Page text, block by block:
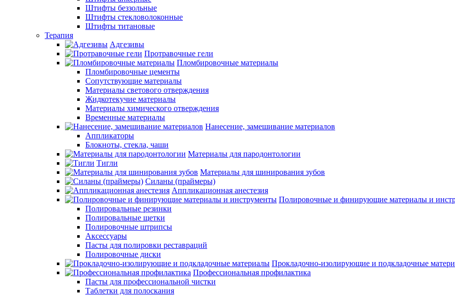
Штифты беззольные
Штифты стекловолоконные
Штифты титановые
Терапия
Адгезивы
Протравочные гели
Пломбировочные материалы
Пломбировочные цементы
Сопутствующие материалы
Материалы светового отверждения
Жидкотекучие материалы
Материалы химического отверждения
Временные материалы
Нанесение, замешивание материалов
Аппликаторы
Блокноты, стекла, чаши
Материалы для пародонтологии
Тигли
Материалы для шинирования зубов
Силаны (праймеры)
Аппликационная анестезия
Полировочные и финирующие материалы и
Полировальные резинки
Полировальные щетки
Полировочные штрипсы
Аксессуары
Пасты для полировки реставраций
Полировочные диски
Прокладочно-изолирующие и подкладочные
Профессиональная профилактика
Пасты для профессиональной чистки
Таблетки для полоскания